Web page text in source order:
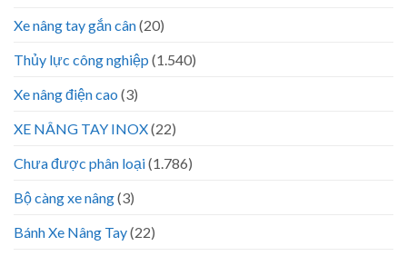
Xe nâng tay gắn cân(20)
Thủy lực công nghiệp (1.540)
Xe nâng điện cao (3)
XE NÂNG TAY INOX(22)
Chưa được phân loại(1.786)
Bộ càng xe nâng(3)
Bánh Xe Nâng Tay(22)